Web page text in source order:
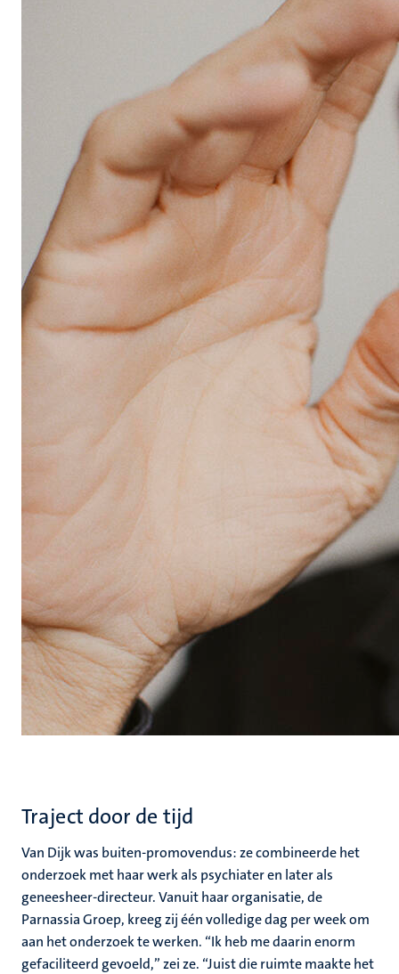
Traject door de tijd
Van Dijk was buiten-promovendus: ze combineerde het
onderzoek met haar werk als psychiater en later als
geneesheer-directeur. Vanuit haar organisatie, de
Parnassia Groep, kreeg zij één volledige dag per week om
aan het onderzoek te werken. “Ik heb me daarin enorm
gefaciliteerd gevoeld,” zei ze. “Juist die ruimte maakte het